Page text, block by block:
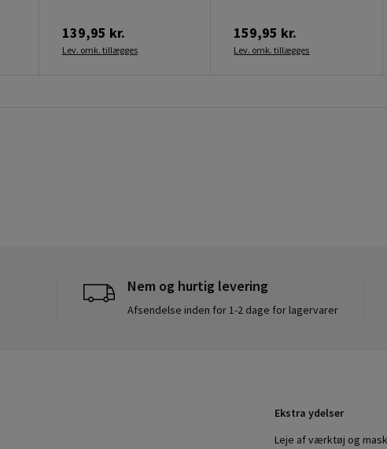
139,95 kr.
Lev. omk. tillægges
159,95 kr.
Lev. omk. tillægges
Nem og hurtig levering
Afsendelse inden for 1-2 dage for lagervarer
Ekstra ydelser
Leje af værktøj og